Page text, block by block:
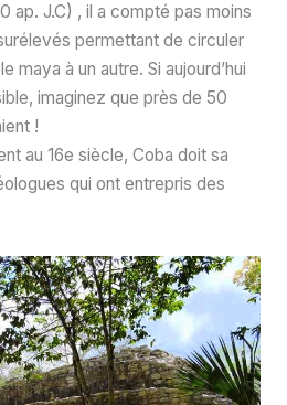
ap. J.C) , il a compté pas moins
permettant de circuler
maya à un autre. Si aujourd’hui
imaginez que près de 50
!
au 16e siècle, Coba doit sa
qui ont entrepris des